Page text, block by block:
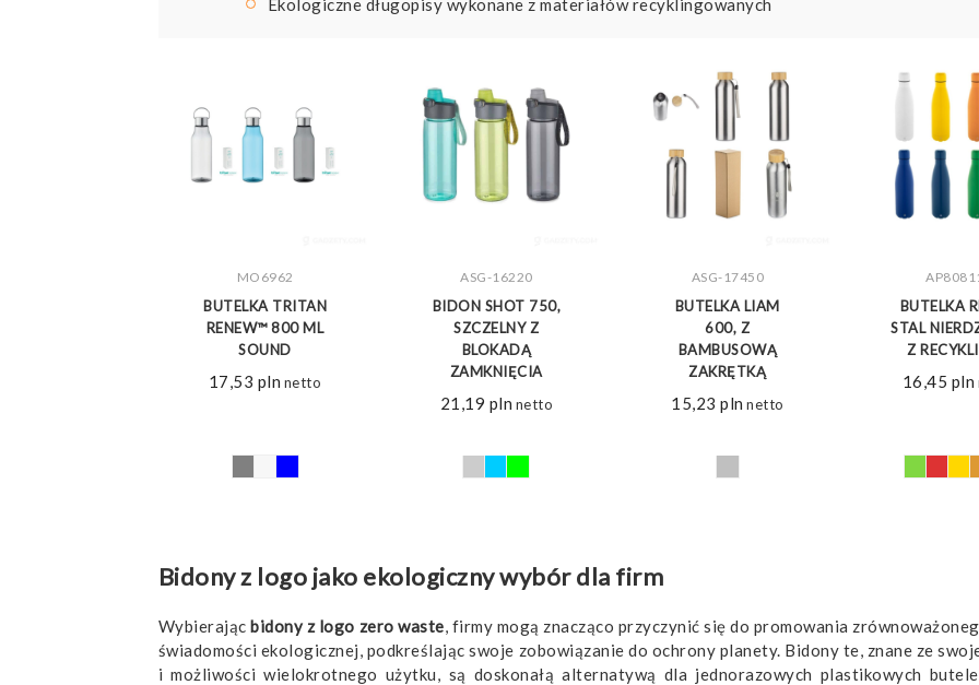
Ekologiczne długopisy wykonane z materiałów recyklingowanych
ZOBACZ WIĘCEJ
MO6962
BUTELKA TRITAN
RENEW™ 800 ML
SOUND
17,53 pln netto
ZOBACZ WIĘCEJ
ASG-16220
BIDON SHOT 750,
SZCZELNY Z
BLOKADĄ
ZAMKNIĘCIA
21,19 pln netto
ZOBACZ WIĘCEJ
ASG-17450
BUTELKA LIAM
600, Z
BAMBUSOWĄ
ZAKRĘTKĄ
15,23pln netto
ZOBACZ
BUTELKA
STAL
Z
16,45 pln
Bidony z logo jako ekologiczny wybór dla firm
Wybierającbidony z logo zero waste, firmy mogą znacząco przyczynić się do promowania
świadomości ekologicznej, podkreślając swoje zobowiązanie do ochrony planety. Bidony te, znane ze
i możliwości wielokrotnego użytku, są doskonałą alternatywą dla jednorazowych plastikowych